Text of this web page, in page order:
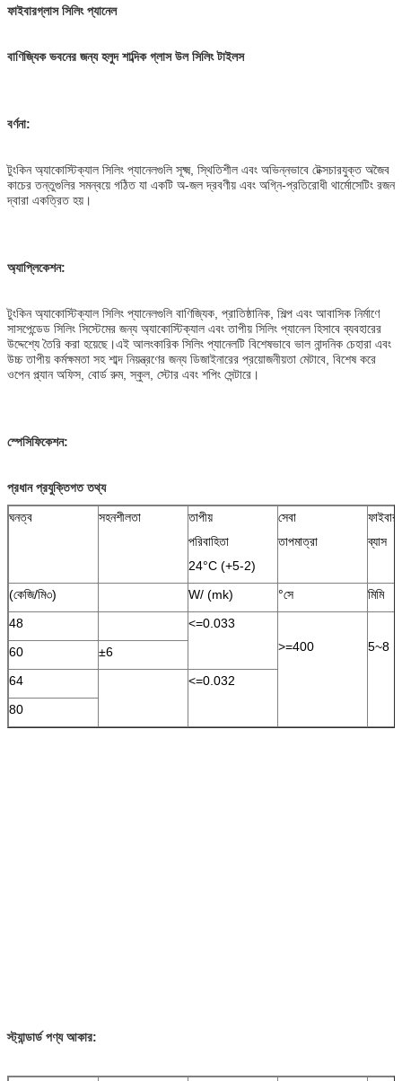
ফাইবারগ্লাস সিলিং প্যানেল
বাণিজ্যিক ভবনের জন্য হলুদ শাব্দিক গ্লাস উল সিলিং টাইলস
বর্ণনা:
টুংকিন অ্যাকোস্টিক্যাল সিলিং প্যানেলগুলি সূক্ষ্ম, স্থিতিশীল এবং অভিন্নভাবে টেক্সচারযুক্ত অজৈব
কাচের তন্তুগুলির সমন্বয়ে গঠিত যা একটি অ-জল দ্রবণীয় এবং অগ্নি-প্রতিরোধী থার্মোসেটিং রজন
দ্বারা একত্রিত হয়।
অ্যাপ্লিকেশন:
টুংকিন অ্যাকোস্টিক্যাল সিলিং প্যানেলগুলি বাণিজ্যিক, প্রাতিষ্ঠানিক, শিল্প এবং আবাসিক নির্মাণে
সাসপেন্ডেড সিলিং সিস্টেমের জন্য অ্যাকোস্টিক্যাল এবং তাপীয় সিলিং প্যানেল হিসাবে ব্যবহারের
উদ্দেশ্যে তৈরি করা হয়েছে।এই আলংকারিক সিলিং প্যানেলটি বিশেষভাবে ভাল নান্দনিক চেহারা এবং
উচ্চ তাপীয় কর্মক্ষমতা সহ শাব্দ নিয়ন্ত্রণের জন্য ডিজাইনারের প্রয়োজনীয়তা মেটাবে, বিশেষ করে
ওপেন প্ল্যান অফিস, বোর্ড রুম, স্কুল, স্টোর এবং শপিং সেন্টারে।
স্পেসিফিকেশন:
প্রধান প্রযুক্তিগত তথ্য
ঘনত্ব সহনশীলতা
তাপীয়
পরিবাহিতা
24°C (+5-2)
সেবা
তাপমাত্রা
ফাইবার
ব্যাস
(কেজি/মি৩) W/ (mk) °সে
মিমি
48
<=0.033
>=400
5~8
60
±6
64
<=0.032
80
স্ট্যান্ডার্ড পণ্য আকার: